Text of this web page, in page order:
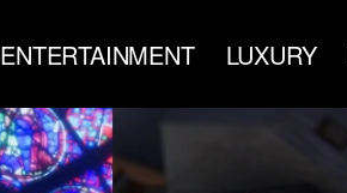
ENTERTAINMENT LUXURY